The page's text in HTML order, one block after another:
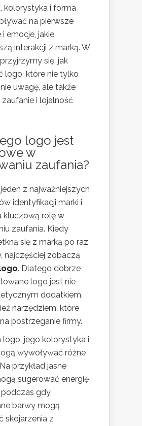
kolorystyka i forma
na pierwsze
i emocje, jakie
interakcji z marką. W
się, jak
logo, które nie tylko
uwagę, ale także
i lojalność
logo jest
w
zaufania?
z najważniejszych
identyfikacji marki i
kluczową rolę w
zaufania. Kiedy
się z marką po raz
najczęściej zobaczą
. Dlatego dobrze
logo jest nie
dodatkiem,
narzędziem, które
postrzeganie firmy.
logo, jego kolorystyka i
wywoływać różne
przykład jasne
sugerować energię
podczas gdy
barwy mogą
skojarzenia z